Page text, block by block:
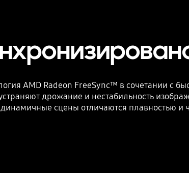
AMD Radeon FreeSync™ в сочетании с
дрожание и нестабильность
сцены отличаются плавностью и